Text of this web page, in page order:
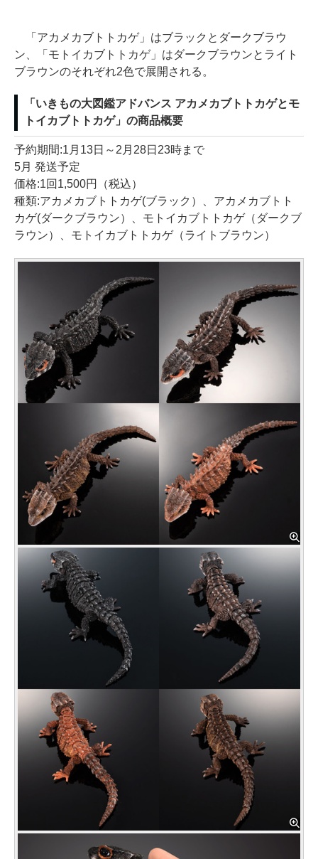
「アカメカブトトカゲ」はブラックとダークブラウ
ン、「モトイカブトトカゲ」はダークブラウンとライト
ブラウンのそれぞれ2色で展開される。
「いきもの大図鑑アドバンス アカメカブトトカゲとモ
トイカブトトカゲ」の商品概要
予約期間:1月13日～2月28日23時まで
5月 発送予定
価格:1回1,500円（税込）
種類:アカメカブトトカゲ(ブラック）、アカメカブトト
カゲ(ダークブラウン）、モトイカブトトカゲ（ダークブ
ラウン）、モトイカブトトカゲ（ライトブラウン）